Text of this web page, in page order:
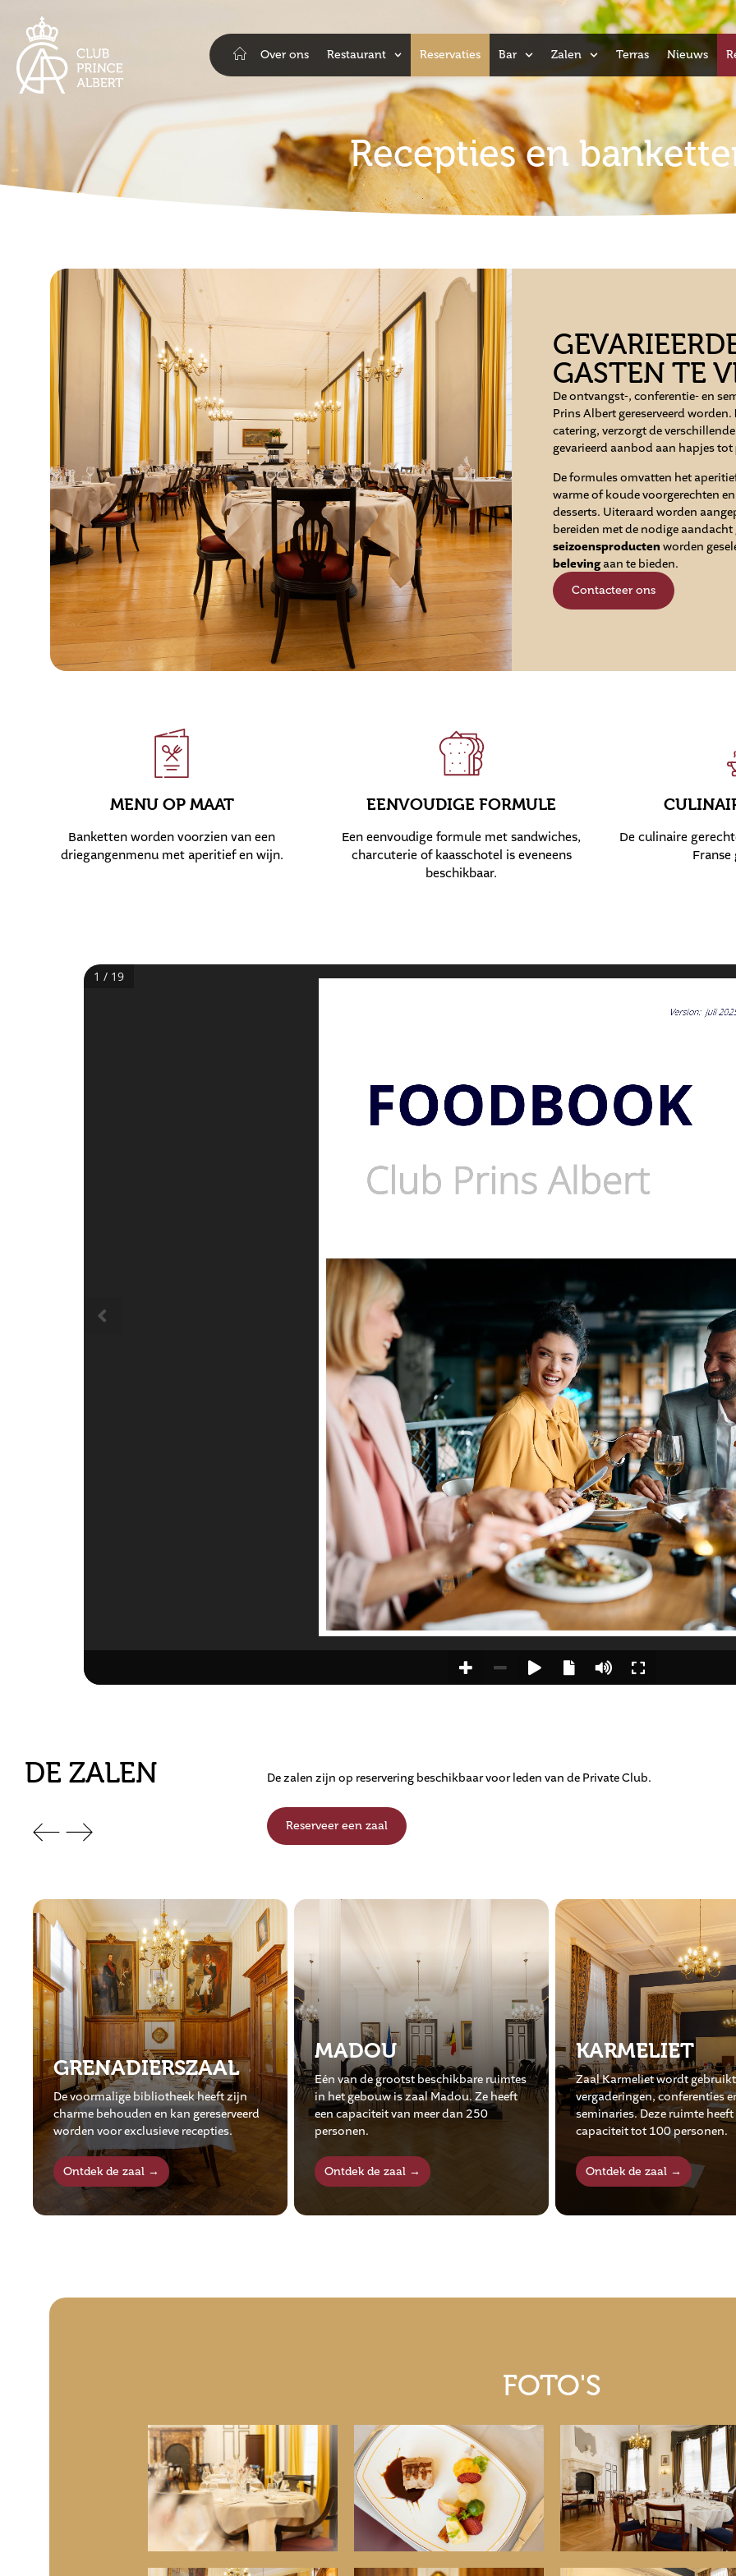
Over ons Restaurant Reservaties Bar Zalen Terras Nieuws
Recepties en
GASTEN TE
De ontvangst-, conferentie- en
Prins Albert gereserveerd worden.
catering, verzorgt de
gevarieerd aanbod aan hapjes tot
De formules omvatten het
warme of koude voorgerechten
desserts. Uiteraard worden
bereiden met de nodige
seizoensproducten worden
belevingaan te bieden.
Contacteer ons
MENU OP MAAT
Banketten worden voorzien van een
driegangenmenu met aperitief en wijn.
EENVOUDIGE FORMULE
Een eenvoudige formule met sandwiches,
charcuterie of kaasschotel is eveneens
beschikbaar.
De culinaire
Version: juli
FOODBOOK
Club Prins Albert
1 / 19
DE ZALEN De zalen zijn op reservering beschikbaar voor leden van de Private Club.
Reserveer een zaal
MADOU
Eén van de grootst beschikbare ruimtes
in het gebouw is zaal Madou. Ze heeft
een capaciteit van meer dan 250
personen.
Ontdek de zaal →
KARMELIET
Zaal Karmeliet wordt gebruikt voor
vergaderingen, conferenties en
seminaries. Deze ruimte heeft een
capaciteit tot 100 personen.
Ontdek de zaal →
BISTRONOMIE
De Bistronomie verwelkomt
de club elke dag met een
menu.
Ontdek de zaal →
FOTO'S